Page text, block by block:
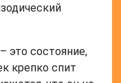
– это состояние,
крепко спит